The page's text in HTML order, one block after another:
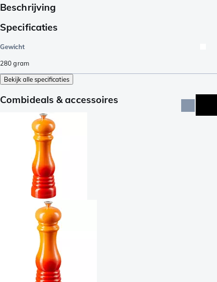
Beschrijving
Specificaties
Gewicht
280gram
Bekijk alle specificaties
Combideals & accessoires